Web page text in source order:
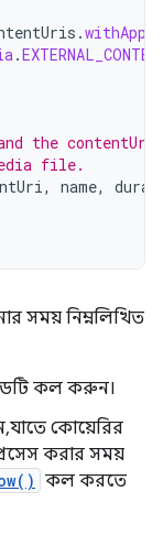
.
.
the
file.
, name,
সময় নিম্নলিখিত
কল করুন।
যাতে কোয়েরির
করার সময়
কল করতে